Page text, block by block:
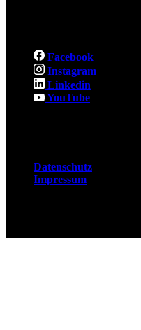
Facebook
Instagram
Linkedin
YouTube
Datenschutz
Impressum